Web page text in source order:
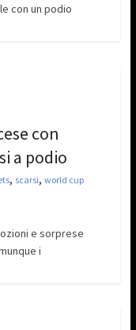
con un podio
con
a podio
, scarsi, world cup
e sorprese
i